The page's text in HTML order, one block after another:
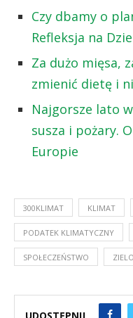
Czy dbamy o
Refleksja na
Za dużo mięsa,
zmienić dietę i
Najgorsze lato
susza i pożary.
Europie
300KLIMAT KLIMAT
PODATEK KLIMATYCZNY
SPOŁECZEŃSTWO